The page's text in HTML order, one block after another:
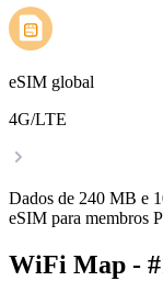
eSIM global
4G/LTE
Dados de 240 MB e
eSIM para membros
WiFi Map -